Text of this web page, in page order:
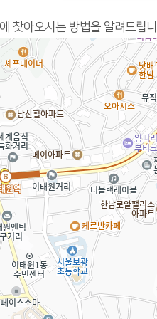
찾아오시는 방법을 알려드립